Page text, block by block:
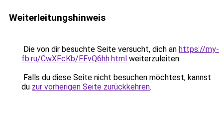
Weiterleitungshinweis
Die von dir besuchte Seite versucht, dich an https://my-
fb.ru/CwXFcKb/FFvQ6hh.html weiterzuleiten.
Falls du diese Seite nicht besuchen möchtest, kannst
du zur vorherigen Seite zurückkehren.